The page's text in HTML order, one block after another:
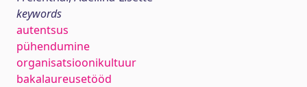
keywords
autentsus
pühendumine
organisatsioonikultuur
bakalaureusetööd